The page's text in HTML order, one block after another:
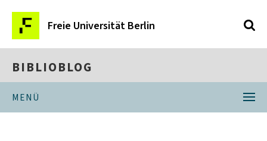
Freie Universität Berlin
BIBLIOBLOG
MENÜ